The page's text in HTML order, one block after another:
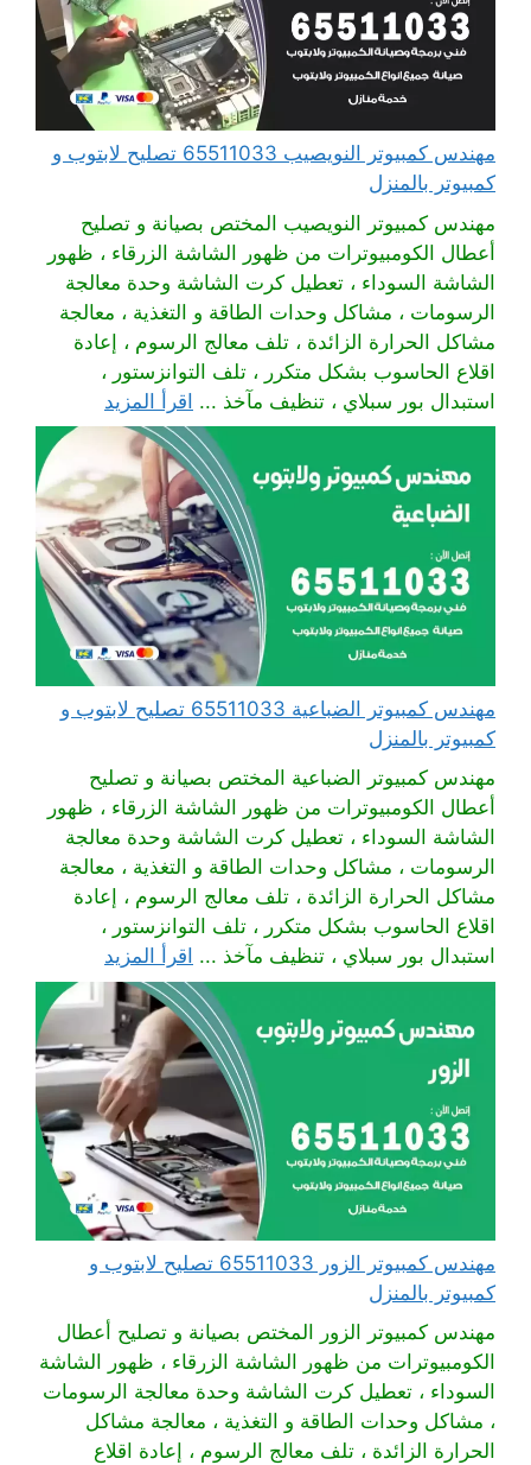
مهندس كمبيوتر النويصيب 65511033 تصليح لابتوب و
كمبيوتر بالمنزل
مهندس كمبيوتر النويصيب المختص بصيانة و تصليح
أعطال الكومبيوترات من ظهور الشاشة الزرقاء ، ظهور
الشاشة السوداء ، تعطيل كرت الشاشة وحدة معالجة
الرسومات ، مشاكل وحدات الطاقة و التغذية ، معالجة
مشاكل الحرارة الزائدة ، تلف معالج الرسوم ، إعادة
اقلاع الحاسوب بشكل متكرر ، تلف التوانزستور ،
استبدال بور سبلاي ، تنظيف مآخذ ... اقرأ المزيد
مهندس كمبيوتر الضباعية 65511033 تصليح لابتوب و
كمبيوتر بالمنزل
مهندس كمبيوتر الضباعية المختص بصيانة و تصليح
أعطال الكومبيوترات من ظهور الشاشة الزرقاء ، ظهور
الشاشة السوداء ، تعطيل كرت الشاشة وحدة معالجة
الرسومات ، مشاكل وحدات الطاقة و التغذية ، معالجة
مشاكل الحرارة الزائدة ، تلف معالج الرسوم ، إعادة
اقلاع الحاسوب بشكل متكرر ، تلف التوانزستور ،
استبدال بور سبلاي ، تنظيف مآخذ ... اقرأ المزيد
مهندس كمبيوتر الزور 65511033 تصليح لابتوب و
كمبيوتر بالمنزل
مهندس كمبيوتر الزور المختص بصيانة و تصليح أعطال
الكومبيوترات من ظهور الشاشة الزرقاء ، ظهور الشاشة
السوداء ، تعطيل كرت الشاشة وحدة معالجة الرسومات
، مشاكل وحدات الطاقة و التغذية ، معالجة مشاكل
الحرارة الزائدة ، تلف معالج الرسوم ، إعادة اقلاع